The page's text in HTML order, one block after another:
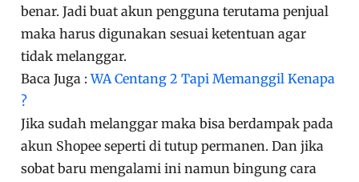
benar. Jadi buat akun pengguna terutama penjual
maka harus digunakan sesuai ketentuan agar
tidak melanggar.
Baca Juga :WA Centang 2 Tapi Memanggil Kenapa
?
Jika sudah melanggar maka bisa berdampak pada
akun Shopee seperti di tutup permanen. Dan jika
sobat baru mengalami ini namun bingung cara